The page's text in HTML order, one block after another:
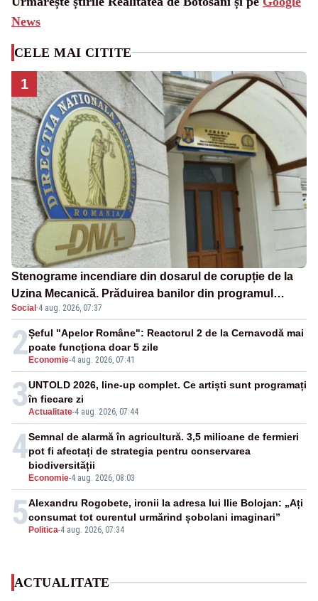
News
CELE MAI CITITE
1
Stenograme incendiare din dosarul de corupție de la
Uzina Mecanică. Prăduirea banilor din programul
SAFE, interceptată de DNA
Social ·4 aug. 2026, 07:37
2 Economie-4 aug. 2026, 07:41
Șeful "Apelor Române": Reactorul 2 de la Cernavodă mai
poate funcționa doar 5 zile
3Actualitate-4 aug. 2026, 07:44
UNTOLD 2026, line-up complet. Ce artiști sunt programați
în fiecare zi
4
Economie-4 aug. 2026, 08:03
Semnal de alarmă în agricultură. 3,5 milioane de fermieri
pot fi afectați de strategia pentru conservarea
biodiversității
5 Politica-4 aug. 2026, 07:34
Alexandru Rogobete, ironii la adresa lui Ilie Bolojan: „Ați
consumat tot curentul urmărind șobolani imaginari”
ACTUALITATE